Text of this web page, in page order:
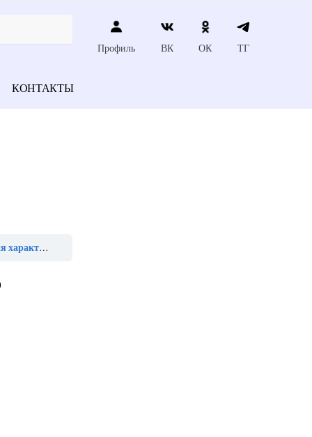
Профиль ВК ОК ТГ
КОНТАКТЫ
зуба»